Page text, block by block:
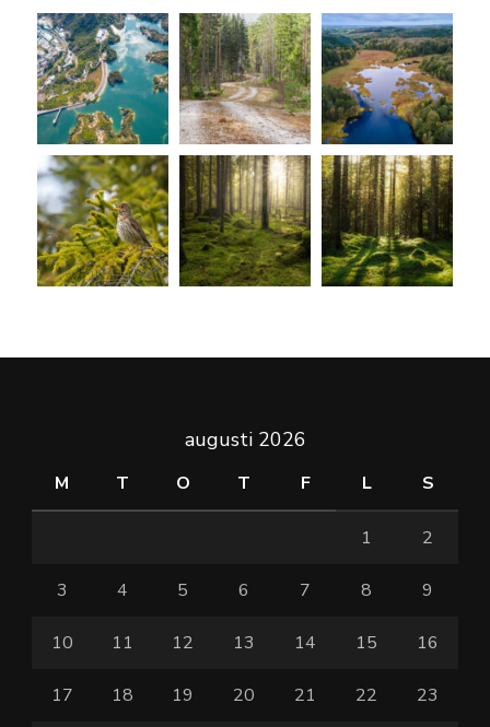
augusti 2026
M T O T F L S
1 2
3 4 5 6 7 8 9
10 11 12 13 14 15 16
17 18 19 20 21 22 23